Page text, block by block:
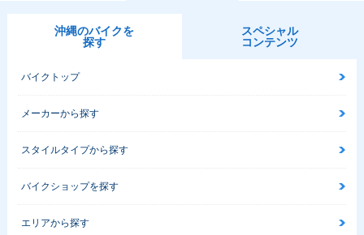
沖縄のバイクを
探す
スペシャル
コンテンツ
バイクトップ
メーカーから探す
スタイルタイプから探す
バイクショップを探す
エリアから探す